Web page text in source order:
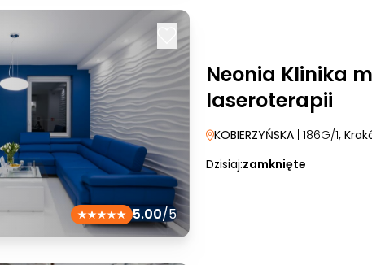
5.00/5
Neonia Klinika
laseroterapii
KOBIERZYŃSKA | 186G/1,
Dzisiaj:zamknięte